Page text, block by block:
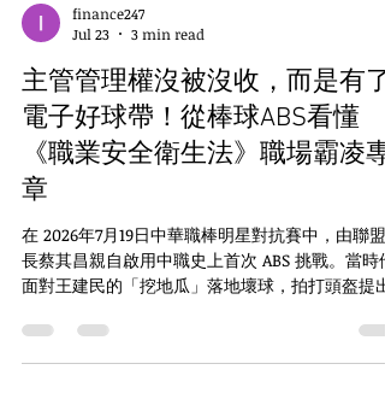
animation showing that the pitch had missed
the strike zone by 40.6 centimeters,
overturning the home plate umpire’s original
call. The Chi
finance247
Jul 23
3 min read
主管管理權沒被沒收，而是有了
電子好球帶！從棒球ABS看懂
《職業安全衛生法》職場霸凌專
章
在 2026年7月19日中華職棒明星對抗賽中，由聯盟
長蔡其昌親自啟用中職史上首次 ABS 挑戰。當時他
面對王建民的「挖地瓜」落地壞球，拍打頭盔提出
示偏離好球帶 40.6 公分），成功推翻主審原判。
華職棒（CPBL）的 ABS 電子好球帶系統